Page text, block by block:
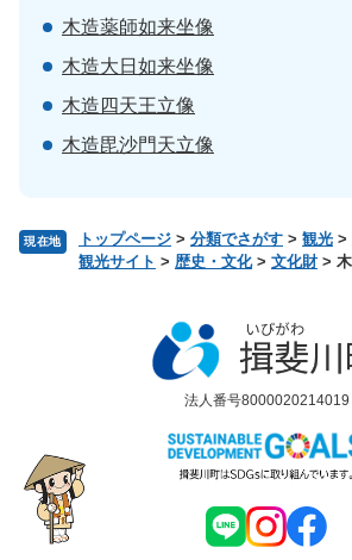
現在地 トップページ > 分類でさがす > 観光 >
観光サイト > 歴史・文化> 文化財>
木造薬師如来坐像
木造大日如来坐像
木造四天王立像
木造毘沙門天立像
法人番号8000020214019